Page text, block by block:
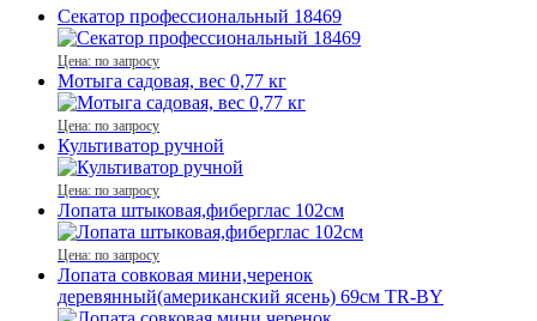
Секатор профессиональный 18469
Цена: по запросу
Мотыга садовая, вес 0,77 кг
Цена: по запросу
Культиватор ручной
Цена: по запросу
Лопата штыковая,фиберглас 102см
Цена: по запросу
Лопата совковая мини,черенок
деревянный(американский ясень) 69см TR-BY